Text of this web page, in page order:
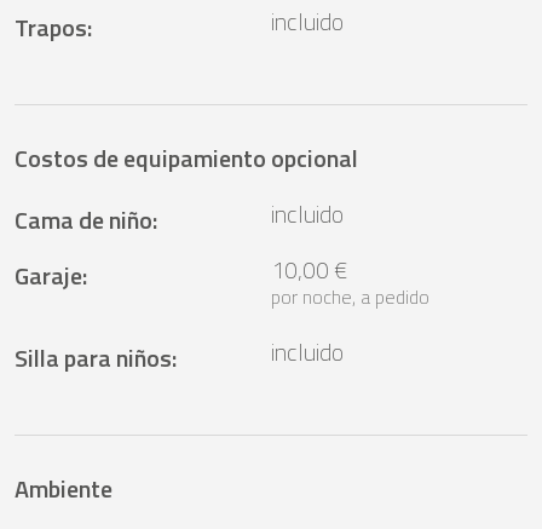
Trapos: incluido
Costos de equipamiento opcional
Cama de niño:
incluido
Garaje: 10,00 €
por noche, a pedido
Silla para niños: incluido
Ambiente